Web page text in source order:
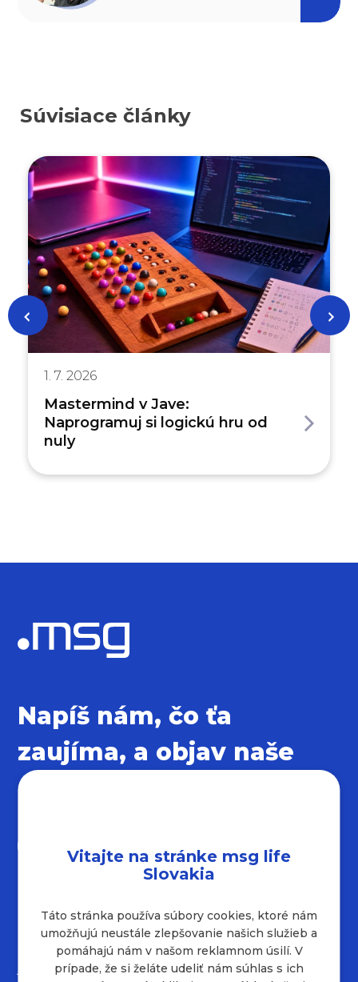
Súvisiace články
1. 7. 2026
Mastermind v Jave:
Naprogramuj si logickú hru od
nuly
Kontakty
+421 232 221 454
job.sk@msg.group
Napíš nám, čo ťa
zaujíma, a objav naše
sociálne siete
Vitajte na stránke msg life
Slovakia
Táto stránka používa súbory cookies, ktoré nám
umožňujú neustále zlepšovanie našich služieb a
pomáhajú nám v našom reklamnom úsilí. V
prípade, že si želáte udeliť nám súhlas s ich